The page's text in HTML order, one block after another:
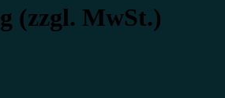
(zzgl. MwSt.)